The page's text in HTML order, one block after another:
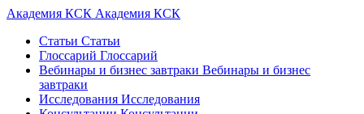
Академия КСК Академия КСК
Статьи Статьи
Глоссарий Глоссарий
Вебинары и бизнес завтраки Вебинары и бизнес
завтраки
Исследования Исследования